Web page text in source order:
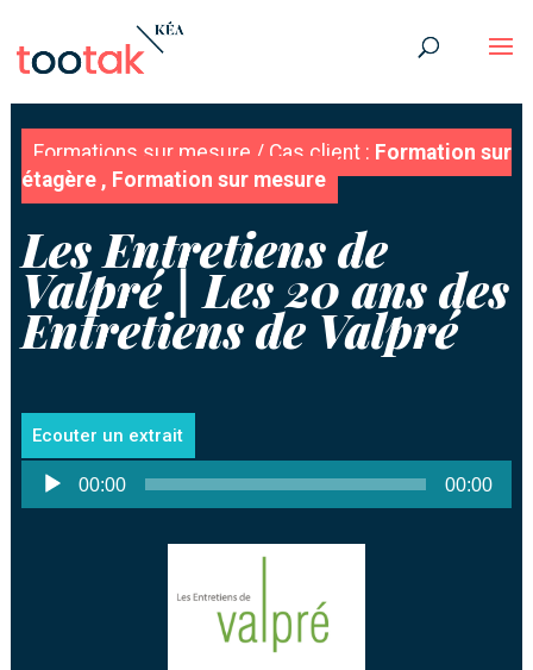
Formations sur mesure / Cas client: Formation sur
étagère , Formation sur mesure
Les Entretiens de
Valpré | Les 20 ans des
Entretiens de Valpré
Ecouter un extrait
Lecteur
00:00 00:00